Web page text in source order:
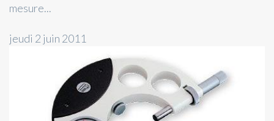
mesure...
jeudi 2 juin 2011